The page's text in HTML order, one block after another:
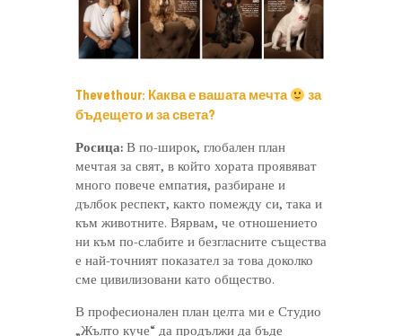
Thevethour: Каква е вашата мечта
за
бъдещето и за света?
Росица: В по-широк, глобален план
мечтая за свят, в който хората проявяват
много повече емпатия, разбиране и
дълбок респект, както помежду си, така и
към животните. Вярвам, че отношението
ни към по-слабите и безгласните същества
е най-точният показател за това доколко
сме цивилизовани като общество.
В професионален план целта ми е Студио
„Жълто куче“ да продължи да бъде